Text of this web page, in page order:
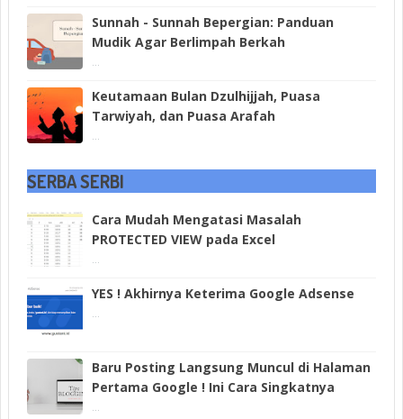
Sunnah - Sunnah Bepergian: Panduan
Mudik Agar Berlimpah Berkah
Keutamaan Bulan Dzulhijjah, Puasa
Tarwiyah, dan Puasa Arafah
SERBA SERBI
Cara Mudah Mengatasi Masalah
PROTECTED VIEW pada Excel
YES ! Akhirnya Keterima Google Adsense
Baru Posting Langsung Muncul di Halaman
Pertama Google ! Ini Cara Singkatnya